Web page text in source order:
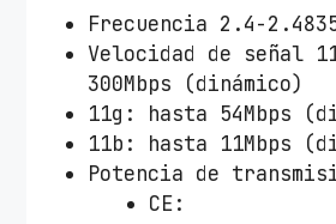
Frecuencia 2.4-
Velocidad de señal
300Mbps (dinámico)
11g: hasta 54Mbps
11b: hasta 11Mbps
Potencia de
CE: